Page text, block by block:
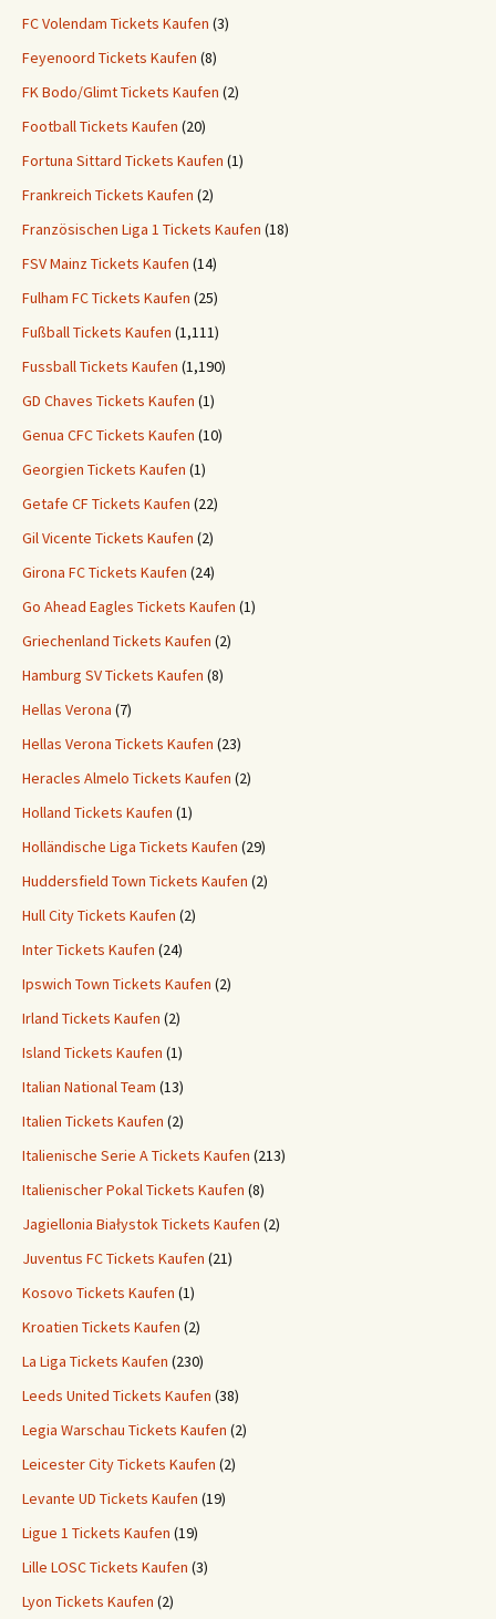
FC Volendam Tickets Kaufen (3)
Feyenoord Tickets Kaufen (8)
FK Bodo/Glimt Tickets Kaufen (2)
Football Tickets Kaufen (20)
Fortuna Sittard Tickets Kaufen (1)
Frankreich Tickets Kaufen (2)
Französischen Liga 1 Tickets Kaufen (18)
FSV Mainz Tickets Kaufen (14)
Fulham FC Tickets Kaufen (25)
Fußball Tickets Kaufen (1,111)
Fussball Tickets Kaufen (1,190)
GD Chaves Tickets Kaufen (1)
Genua CFC Tickets Kaufen (10)
Georgien Tickets Kaufen (1)
Getafe CF Tickets Kaufen (22)
Gil Vicente Tickets Kaufen (2)
Girona FC Tickets Kaufen (24)
Go Ahead Eagles Tickets Kaufen (1)
Griechenland Tickets Kaufen (2)
Hamburg SV Tickets Kaufen (8)
Hellas Verona (7)
Hellas Verona Tickets Kaufen (23)
Heracles Almelo Tickets Kaufen (2)
Holland Tickets Kaufen (1)
Holländische Liga Tickets Kaufen (29)
Huddersfield Town Tickets Kaufen (2)
Hull City Tickets Kaufen (2)
Inter Tickets Kaufen (24)
Ipswich Town Tickets Kaufen (2)
Irland Tickets Kaufen (2)
Island Tickets Kaufen (1)
Italian National Team (13)
Italien Tickets Kaufen (2)
Italienische Serie A Tickets Kaufen (213)
Italienischer Pokal Tickets Kaufen (8)
Jagiellonia Białystok Tickets Kaufen (2)
Juventus FC Tickets Kaufen (21)
Kosovo Tickets Kaufen (1)
Kroatien Tickets Kaufen (2)
La Liga Tickets Kaufen (230)
Leeds United Tickets Kaufen (38)
Legia Warschau Tickets Kaufen (2)
Leicester City Tickets Kaufen (2)
Levante UD Tickets Kaufen (19)
Ligue 1 Tickets Kaufen (19)
Lille LOSC Tickets Kaufen (3)
Lyon Tickets Kaufen (2)